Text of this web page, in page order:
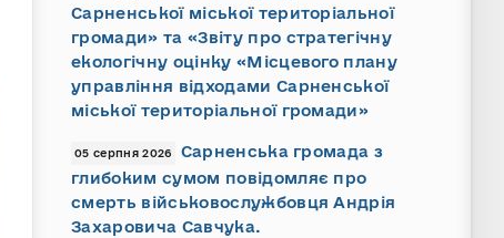
Сарненської міської територіальної
громади» та «Звіту про стратегічну
екологічну оцінку «Місцевого плану
управління відходами Сарненської
міської територіальної громади»
05 серпня 2026
Сарненська громада з
глибоким сумом повідомляє про
смерть військовослужбовця Андрія
Захаровича Савчука.